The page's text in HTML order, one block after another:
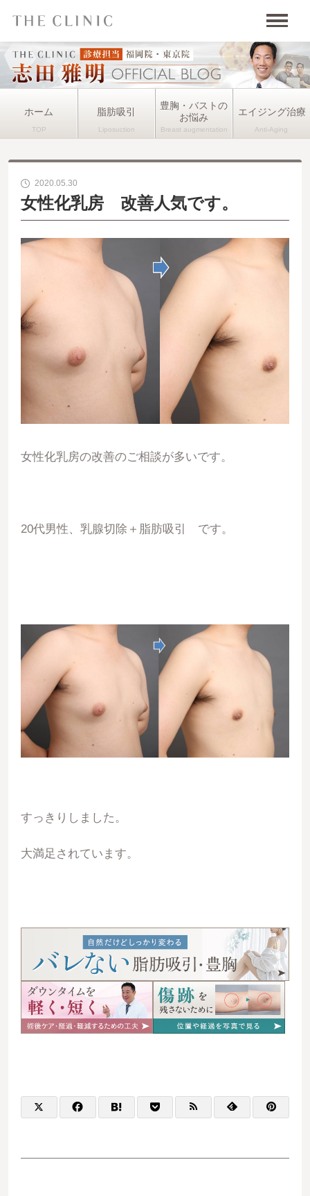
ホーム 脂肪吸引
豊胸・バストの
お悩み
エイジング治療
2020.05.30
女性化乳房 改善人気です。
女性化乳房の改善のご相談が多いです。
20代男性、乳腺切除＋脂肪吸引 です。
すっきりしました。
大満足されています。